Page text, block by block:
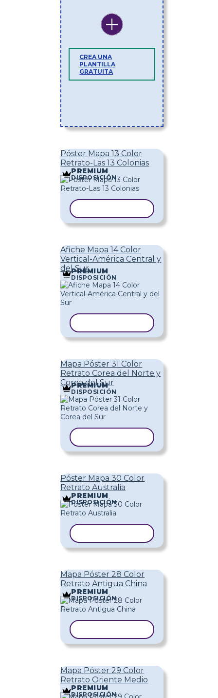
CREA UNA
PLANTILLA
GRATUITA
Póster Mapa 13 Color
Retrato-Las 13 Colonias
PREMIUM
DISPOSICIÓN
Afiche Mapa 14 Color
Vertical-América Central y
del Sur
PREMIUM
DISPOSICIÓN
Mapa Póster 31 Color
Retrato Corea del Norte y
Corea del Sur
PREMIUM
DISPOSICIÓN
Póster Mapa 30 Color
Retrato Australia
PREMIUM
DISPOSICIÓN
Mapa Póster 28 Color
Retrato Antigua China
PREMIUM
DISPOSICIÓN
Mapa Póster 29 Color
Retrato Oriente Medio
PREMIUM
DISPOSICIÓN